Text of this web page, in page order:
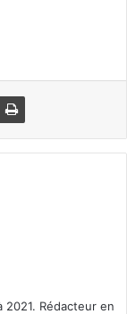
2021. Rédacteur en